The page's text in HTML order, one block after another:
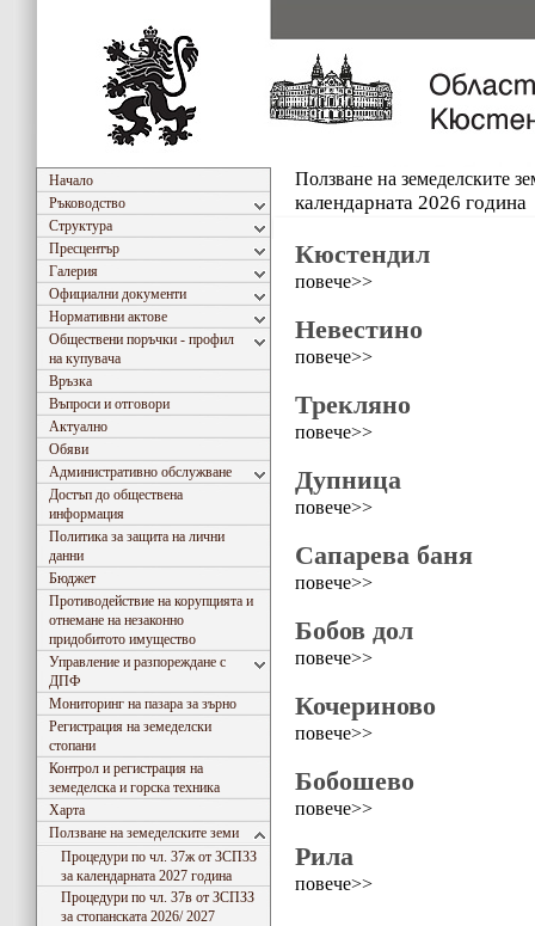
Начало
Ръководство
Структура
Пресцентър
Галерия
Официални документи
Нормативни актове
Обществени поръчки - профил
на купувача
Връзка
Въпроси и отговори
Актуално
Обяви
Административно обслужване
Достъп до обществена
информация
Политика за защита на лични
данни
Бюджет
Противодействие на корупцията и
отнемане на незаконно
придобитото имущество
Управление и разпореждане с
ДПФ
Мониторинг на пазара за зърно
Регистрация на земеделски
стопани
Контрол и регистрация на
земеделска и горска техника
Харта
Ползване на земеделските земи
Процедури по чл. 37ж от ЗСПЗЗ
за календарната 2027 година
Процедури по чл. 37в от ЗСПЗЗ
за стопанската 2026/ 2027
Ползване на земеделските
календарната 2026 година
Кюстендил
повече>>
Невестино
повече>>
Трекляно
повече>>
Дупница
повече>>
Сапарева баня
повече>>
Бобов дол
повече>>
Кочериново
повече>>
Бобошево
повече>>
Рила
повече>>